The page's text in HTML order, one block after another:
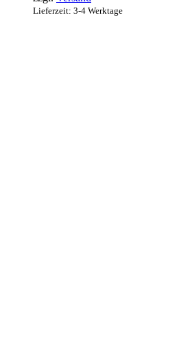
Lieferzeit: 3-4 Werktage